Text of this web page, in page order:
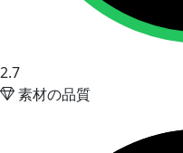
2.7
素材の品質